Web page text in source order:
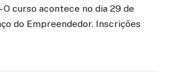
O curso acontece no dia 29 de
do Empreendedor. Inscrições